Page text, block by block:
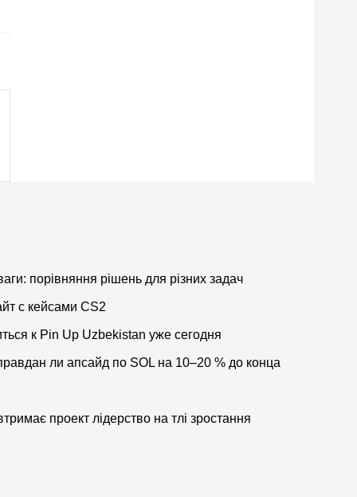
порівняння рішень для різних задач
с кейсами CS2
к Pin Up Uzbekistan уже сегодня
ли апсайд по SOL на 10–20 % до конца
проект лідерство на тлі зростання